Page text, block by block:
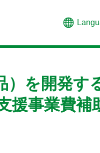
）を開発す
援事業費補